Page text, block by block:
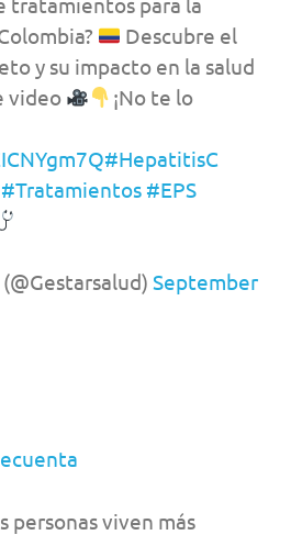
Descubre el
y su impacto en la salud
video
¡No te lo
#HepatitisC
#Tratamientos #EPS
September
personas viven más